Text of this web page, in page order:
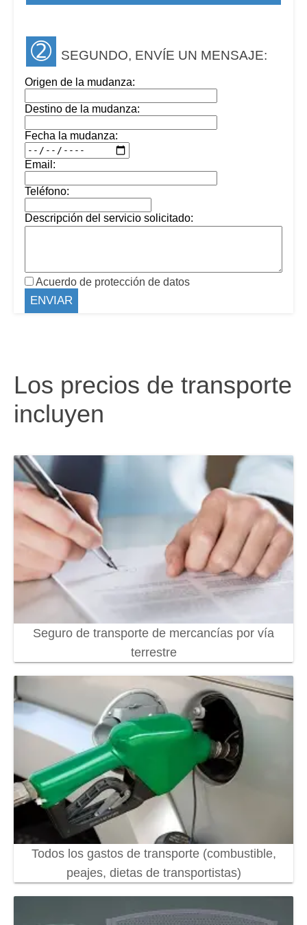
➁ SEGUNDO, ENVÍE UN MENSAJE:
Origen de la mudanza:
Destino de la mudanza:
Fecha la mudanza:
Email:
Teléfono:
Descripción del servicio solicitado:
Acuerdo de protección de datos
Los precios de transporte
incluyen
Seguro de transporte de mercancías por vía
terrestre
Todos los gastos de transporte (combustible,
peajes, dietas de transportistas)